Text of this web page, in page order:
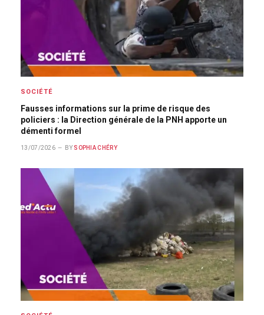
SOCIÉTÉ
Fausses informations sur la prime de risque des
policiers : la Direction générale de la PNH apporte un
démenti formel
13/07/2026 BY SOPHIA CHÉRY